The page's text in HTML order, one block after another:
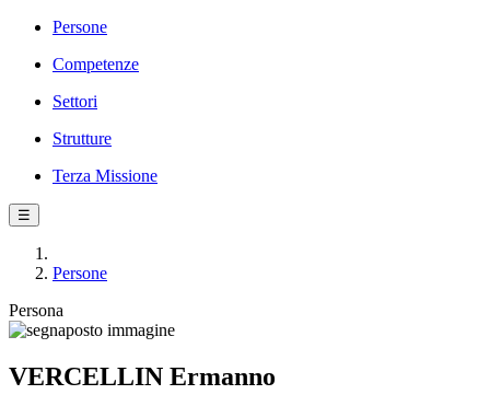
Persone
Competenze
Settori
Strutture
Terza Missione
☰
Persone
Persona
VERCELLIN Ermanno